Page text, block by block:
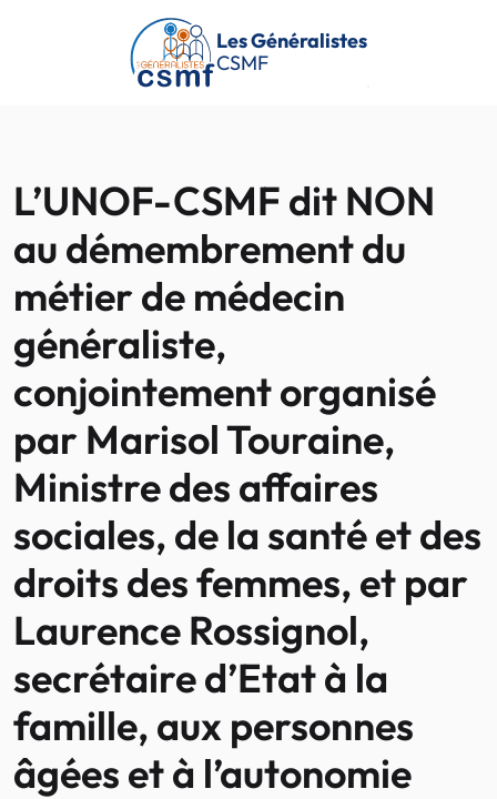
Passer au contenu principal
Les Généralistes
CSMF
L’UNOF-CSMF dit NON
au démembrement du
métier de médecin
généraliste,
conjointement organisé
par Marisol Touraine,
Ministre des affaires
sociales, de la santé et des
droits des femmes, et par
Laurence Rossignol,
secrétaire d’Etat à la
famille, aux personnes
âgées et à l’autonomie